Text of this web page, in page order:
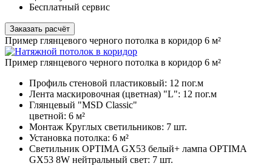
Бесплатный сервис
Заказать расчёт
Пример глянцевого черного потолка в коридор 6 м²
Пример глянцевого черного потолка в коридор 6 м²
Профиль стеновой пластиковый: 12 пог.м
Лента маскировочная (цветная) "L": 12 пог.м
Глянцевый "MSD Classic"
цветной: 6 м²
Монтаж Круглых светильников: 7 шт.
Установка потолка: 6 м²
Светильник OPTIMA GX53 белый+ лампа OPTIMA
GX53 8W нейтральный свет: 7 шт.